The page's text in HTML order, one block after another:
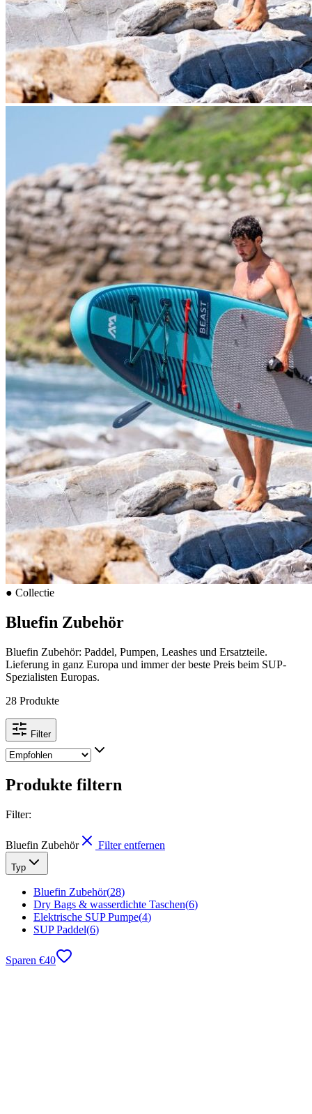
● Collectie
Bluefin Zubehör
Bluefin Zubehör: Paddel, Pumpen, Leashes und Ersatzteile.
Lieferung in ganz Europa und immer der beste Preis beim SUP-
Spezialisten Europas.
28 Produkte
Filter
Produkte filtern
Filter:
Bluefin Zubehör Filter entfernen
Typ
Bluefin Zubehör(28)
Dry Bags & wasserdichte Taschen(6)
Elektrische SUP Pumpe(4)
SUP Paddel(6)
Sparen €40